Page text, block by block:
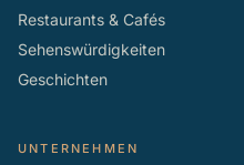
Restaurants & Cafés
Sehenswürdigkeiten
Geschichten
UNTERNEHMEN